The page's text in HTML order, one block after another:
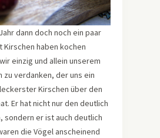
dann doch noch ein paar
Kirschen haben kochen
einzig und allein unserem
zu verdanken, der uns ein
Kirschen über den
Er hat nicht nur den deutlich
sondern er ist auch deutlich
die Vögel anscheinend